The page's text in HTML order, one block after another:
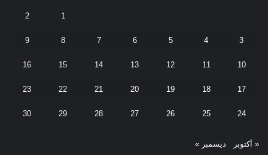
1
2
3
4
5
6
7
8
9
10
11
12
13
14
15
16
17
18
19
20
21
22
23
24
25
26
27
28
29
30
« أكتوبر ديسمبر »